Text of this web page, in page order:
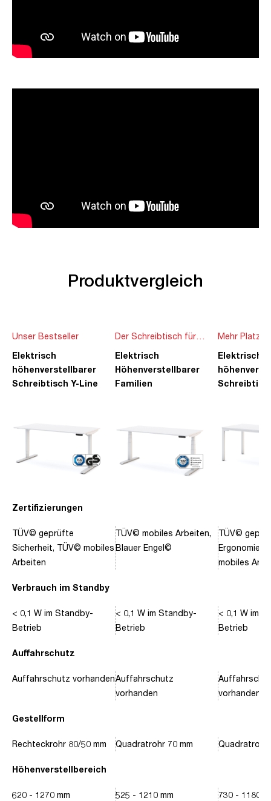
Produktvergleich
Zertifizierungen
Verbrauch im Standby
Auffahrschutz
Gestellform
Höhenverstellbereich
Unser Bestseller
Elektrisch
höhenverstellbarer
Schreibtisch Y-Line
TÜV© geprüfte
Sicherheit, TÜV© mobiles
Arbeiten
< 0,1 W im Standby-
Betrieb
Auffahrschutz vorhanden
Rechteckrohr 80/50 mm
620 - 1270 mm
Der Schreibtisch für
die ganze Familie
Elektrisch
Höhenverstellbarer
Familien
TÜV© mobiles Arbeiten,
Blauer Engel©
< 0,1 W im Standby-
Betrieb
Auffahrschutz
vorhanden
Quadratrohr 70 mm
525 - 1210 mm
Mehr Platz
Ideen
Elektrisch
TÜV©
Ergonomie,
mobiles
< 0,1 W im
Betrieb
vorhanden
Quadratrohr
730 - 1180